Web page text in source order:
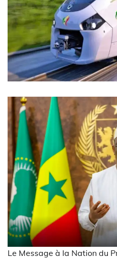
Le Message à la Nation du